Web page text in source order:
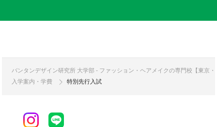
バンタンデザイン研究所 大学部 - ファッション・ヘアメイクの専門校【東京
入学案内・学費
特別先行入試